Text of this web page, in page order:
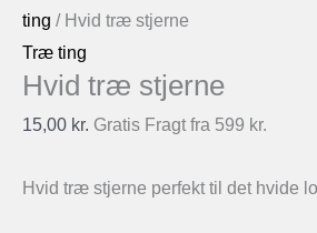
ting / Hvid træ stjerne
Træ ting
Hvid træ stjerne
15,00 kr. Gratis Fragt fra 599 kr.
Hvid træ stjerne perfekt til det hvide